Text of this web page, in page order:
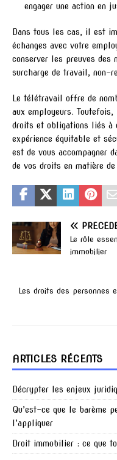
engager une action en
Dans tous les cas, il est
échanges avec votre
conserver les preuves des
surcharge de travail, non-
Le télétravail offre de
aux employeurs.
droits et obligations liés à
expérience équitable et
est de vous accompagner
de vos droits en matière
Le rôle
immobilier
Les droits des personnes
ARTICLES RÉCENTS
Décrypter les enjeux
Qu’est-ce que le barème
l’appliquer
Droit immobilier : ce que